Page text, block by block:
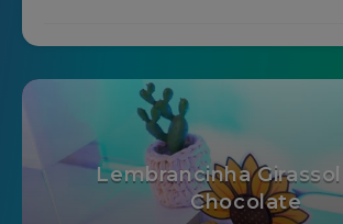
Lembrancinha
Chocolate